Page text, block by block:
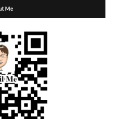
Me